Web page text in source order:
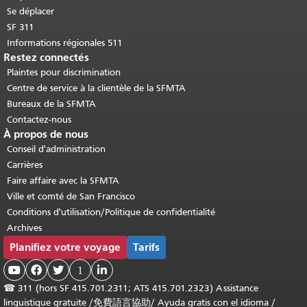
Se déplacer
SF 311
Informations régionales 511
Restez connectés
Plaintes pour discrimination
Centre de service à la clientèle de la SFMTA
Bureaux de la SFMTA
Contactez-nous
À propos de nous
Conseil d'administration
Carrières
Faire affaire avec la SFMTA
Ville et comté de San Francisco
Conditions d'utilisation/Politique de confidentialité
Archives
Planifiez votre voyage Tarifs
   1 
☎ 311 (hors SF 415.701.2311; ATS 415.701.2323) Assistance
linguistique gratuite /免費語言協助/ Ayuda gratis con el idioma /